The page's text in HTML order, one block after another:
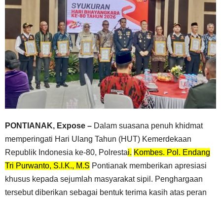
PONTIANAK, Expose – Dalam suasana penuh khidmat
memperingati Hari Ulang Tahun (HUT) Kemerdekaan
Republik Indonesia ke-80, Polrestai. Kombes. Pol. Endang
Tri Purwanto, S.I.K., M.S Pontianak memberikan apresiasi
khusus kepada sejumlah masyarakat sipil. Penghargaan
tersebut diberikan sebagai bentuk terima kasih atas peran